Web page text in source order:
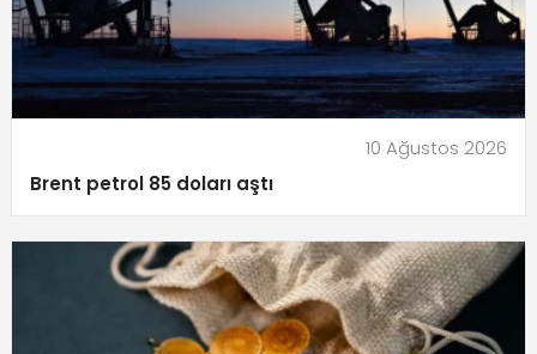
10 Ağustos 2026
Brent petrol 85 doları aştı